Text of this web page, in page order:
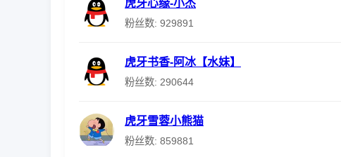
虎牙心缘-小杰
粉丝数: 929891
虎牙书香-阿冰【水妹】
粉丝数: 290644
虎牙雪蓉小熊猫
粉丝数: 859881